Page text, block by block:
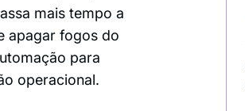
mais tempo a
apagar fogos do
para
operacional.